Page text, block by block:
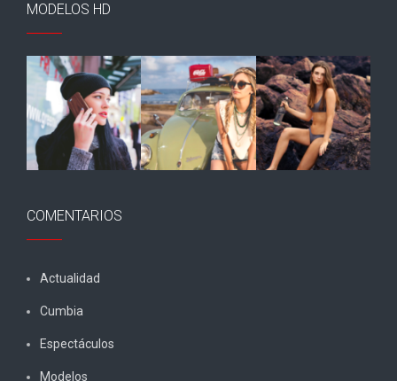
MODELOS HD
COMENTARIOS
Actualidad
Cumbia
Espectáculos
Modelos